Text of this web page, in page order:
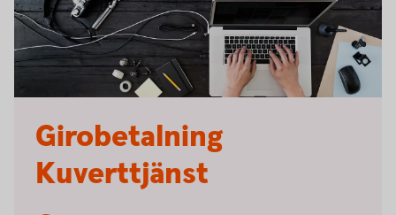
Girobetalning
Kuverttjänst